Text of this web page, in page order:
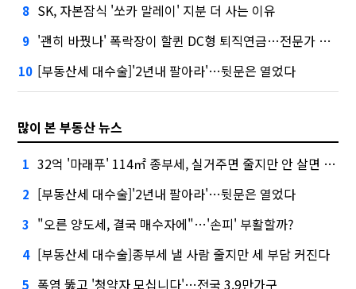
8 SK, 자본잠식 '쏘카 말레이' 지분 더 사는 이유
9 '괜히 바꿨나' 폭락장이 할퀸 DC형 퇴직연금…전문가 조언은
10 [부동산세 대수술]'2년내 팔아라'…뒷문은 열었다
많이 본 부동산 뉴스
1 32억 '마래푸' 114㎡ 종부세, 실거주면 줄지만 안 살면 2.5배
2 [부동산세 대수술]'2년내 팔아라'…뒷문은 열었다
3 "오른 양도세, 결국 매수자에"…'손피' 부활할까?
4 [부동산세 대수술]종부세 낼 사람 줄지만 세 부담 커진다
5 폭염 뚫고 '청약자 모십니다'…전국 3.9만가구